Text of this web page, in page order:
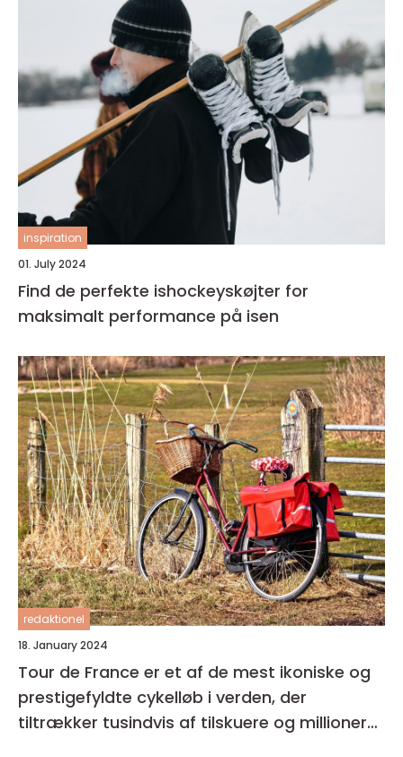
inspiration
01. July 2024
Find de perfekte ishockeyskøjter for
maksimalt performance på isen
redaktionel
18. January 2024
Tour de France er et af de mest ikoniske og
prestigefyldte cykelløb i verden, der
tiltrækker tusindvis af tilskuere og millioner